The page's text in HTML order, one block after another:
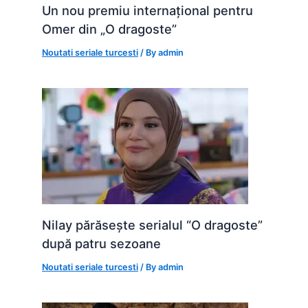
Un nou premiu internațional pentru
Omer din „O dragoste”
Noutati seriale turcesti / Byadmin
Nilay părăsește serialul “O dragoste”
după patru sezoane
Noutati seriale turcesti / Byadmin